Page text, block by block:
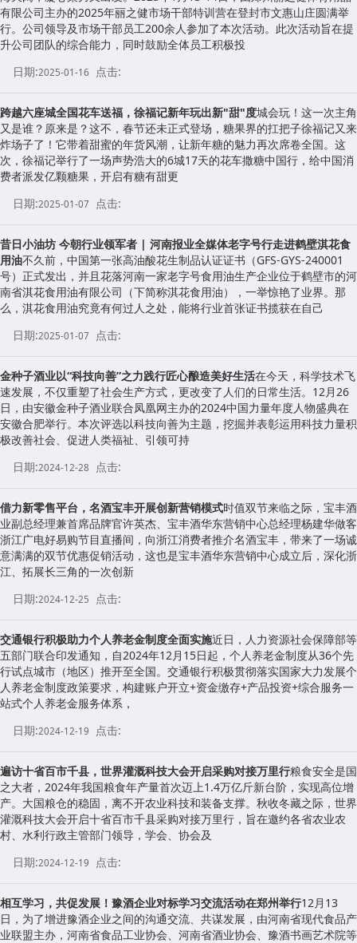
有限公司主办的2025年丽之健市场干部特训营在登封市文惠山庄圆满举
行。公司领导及市场干部员工200余人参加了本次活动。此次活动旨在提
升公司团队的综合能力，同时鼓励全体员工积极投
日期:2025-01-16 点击:
跨越六座城全国花车送福，徐福记新年玩出新"甜"度城会玩！这一次主角
又是谁？原来是？这不，春节还未正式登场，糖果界的扛把子徐福记又来
炸场子了！它带着甜蜜的年货风潮，让新年糖的魅力再次席卷全国。这
次，徐福记举行了一场声势浩大的6城17天的花车撒糖中国行，给中国消
费者派发亿颗糖果，开启有糖有甜更
日期:2025-01-07 点击:
昔日小油坊 今朝行业领军者 | 河南报业全媒体老字号行走进鹤壁淇花食
用油不久前，中国第一张高油酸花生制品认证证书（GFS-GYS-240001
号）正式发出，并且花落河南一家老字号食用油生产企业位于鹤壁市的河
南省淇花食用油有限公司（下简称淇花食用油），一举惊艳了业界。那
么，淇花食用油究竟有何过人之处，能将行业首张证书揽获在自己
日期:2025-01-07 点击:
金种子酒业以“科技向善”之力践行匠心酿造美好生活在今天，科学技术飞
速发展，不仅重塑了社会生产方式，更改变了人们的日常生活。12月26
日，由安徽金种子酒业联合凤凰网主办的2024中国力量年度人物盛典在
安徽合肥举行。本次评选以科技向善为主题，挖掘并表彰运用科技力量积
极改善社会、促进人类福祉、引领可持
日期:2024-12-28 点击:
借力新零售平台，名酒宝丰开展创新营销模式时值双节来临之际，宝丰酒
业副总经理兼首席品牌官许英杰、宝丰酒华东营销中心总经理杨建华做客
浙江广电好易购节目直播间，向浙江消费者推介名酒宝丰，带来了一场诚
意满满的双节优惠促销活动，这也是宝丰酒华东营销中心成立后，深化浙
江、拓展长三角的一次创新
日期:2024-12-25 点击:
交通银行积极助力个人养老金制度全面实施近日，人力资源社会保障部等
五部门联合印发通知，自2024年12月15日起，个人养老金制度从36个先
行试点城市（地区）推开至全国。交通银行积极贯彻落实国家大力发展个
人养老金制度政策要求，构建账户开立+资金缴存+产品投资+综合服务一
站式个人养老金服务体系，
日期:2024-12-19 点击:
遍访十省百市千县，世界灌溉科技大会开启采购对接万里行粮食安全是国
之大者，2024年我国粮食年产量首次迈上1.4万亿斤新台阶，实现高位增
产。大国粮仓的稳固，离不开农业科技和装备支撑。秋收冬藏之际，世界
灌溉科技大会开启十省百市千县采购对接万里行，旨在邀约各省农业农
村、水利行政主管部门领导，学会、协会及
日期:2024-12-19 点击:
相互学习，共促发展！豫酒企业对标学习交流活动在郑州举行12月13
日，为了增进豫酒企业之间的沟通交流、共谋发展，由河南省现代食品产
业联盟主办，河南省食品工业协会、河南省酒业协会、豫酒书画艺术院等